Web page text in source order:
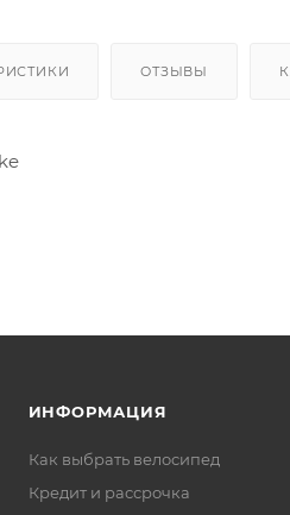
ОТЗЫВЫ
ИНФОРМАЦИЯ
Как выбрать велосипед
Кредит и рассрочка